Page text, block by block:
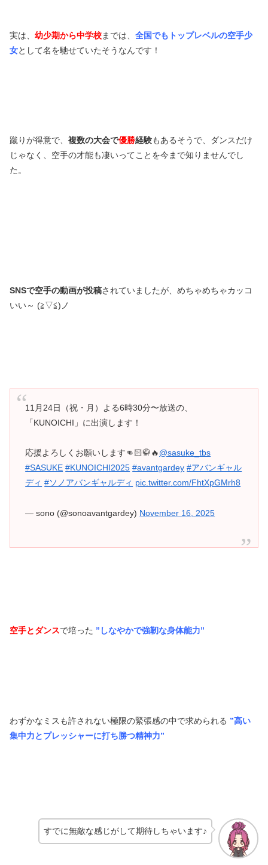
実は、 幼少期から中学校までは、 全国でもトップレベルの空手少
女として名を馳せていたそうなんです！
蹴りが得意で、 複数の大会で優勝経験もあるそうで、ダンスだけ
じゃなく、空手の才能も凄いってことを今まで知りませんでし
た。
SNSで空手の動画が投稿されていましたが、めちゃめちゃカッコ
いい～ (≧▽≦)ノ
11月24日（祝・月）よる6時30分〜放送の、
「KUNOICHI」に出演します！
応援よろしくお願いします👊🏻🥋🔥@sasuke_tbs
#SASUKE #KUNOICHI2025 #avantgardey #アバンギャル
ディ #ソノアバンギャルディ pic.twitter.com/FhtXpGMrh8
— sono (@sonoavantgardey) November 16, 2025
空手とダンスで培った ”しなやかで強靭な身体能力”
わずかなミスも許されない極限の緊張感の中で求められる ”高い
集中力とプレッシャーに打ち勝つ精神力”
すでに無敵な感じがして期待しちゃいます♪